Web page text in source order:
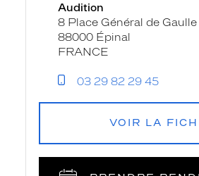
Audition
8 Place Général de Gaulle
88000 Épinal
FRANCE
03 29 82 29 45
VOIR LA